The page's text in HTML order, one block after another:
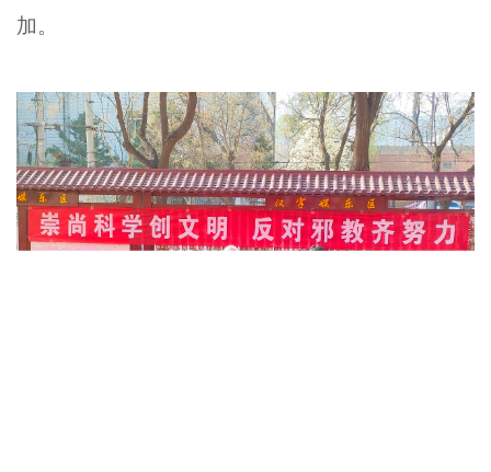
北京宣传文化引导基金
宣传思想文化人才
专题
资料库
+
加。